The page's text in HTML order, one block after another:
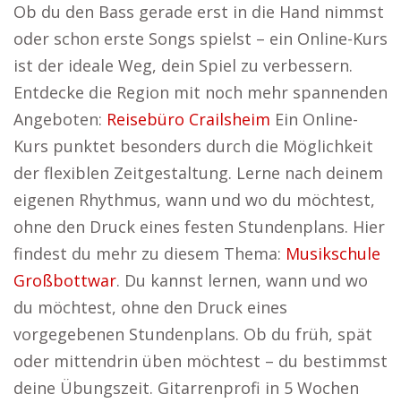
Ob du den Bass gerade erst in die Hand nimmst
oder schon erste Songs spielst – ein Online-Kurs
ist der ideale Weg, dein Spiel zu verbessern.
Entdecke die Region mit noch mehr spannenden
Angeboten: Reisebüro Crailsheim Ein Online-
Kurs punktet besonders durch die Möglichkeit
der flexiblen Zeitgestaltung. Lerne nach deinem
eigenen Rhythmus, wann und wo du möchtest,
ohne den Druck eines festen Stundenplans. Hier
findest du mehr zu diesem Thema: Musikschule
Großbottwar. Du kannst lernen, wann und wo
du möchtest, ohne den Druck eines
vorgegebenen Stundenplans. Ob du früh, spät
oder mittendrin üben möchtest – du bestimmst
deine Übungszeit. Gitarrenprofi in 5 Wochen